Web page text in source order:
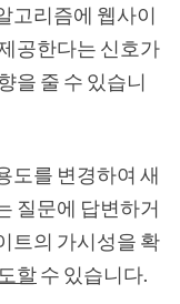
고리즘에 웹사이
공한다는 신호가
을 줄 수 있습니
도를 변경하여 새
질문에 답변하거
트의 가시성을 확
할수 있습니다.